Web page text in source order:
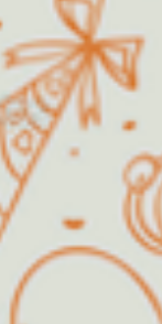
14h00 as
Agendar!